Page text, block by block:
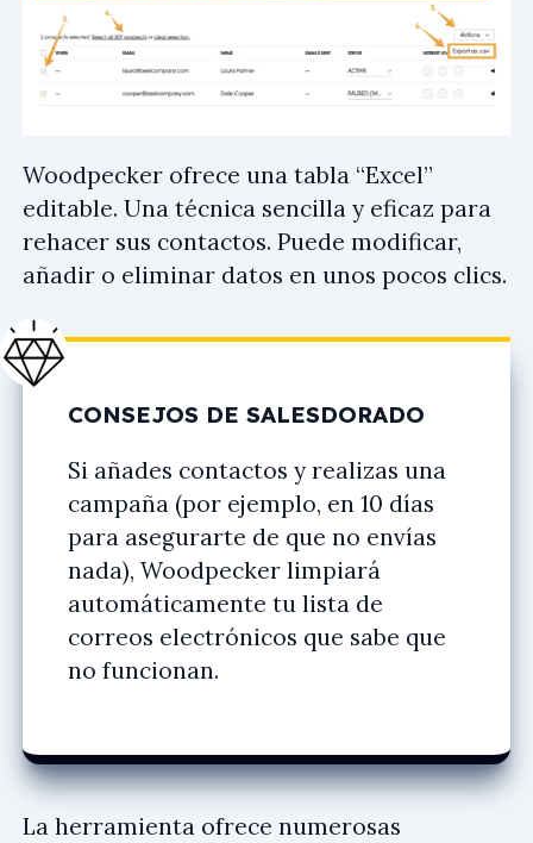
Woodpecker ofrece una tabla “Excel”
editable. Una técnica sencilla y eficaz para
rehacer sus contactos. Puede modificar,
añadir o eliminar datos en unos pocos clics.
CONSEJOS DE SALESDORADO
Si añades contactos y realizas una
campaña (por ejemplo, en 10 días
para asegurarte de que no envías
nada), Woodpecker limpiará
automáticamente tu lista de
correos electrónicos que sabe que
no funcionan.
La herramienta ofrece numerosas